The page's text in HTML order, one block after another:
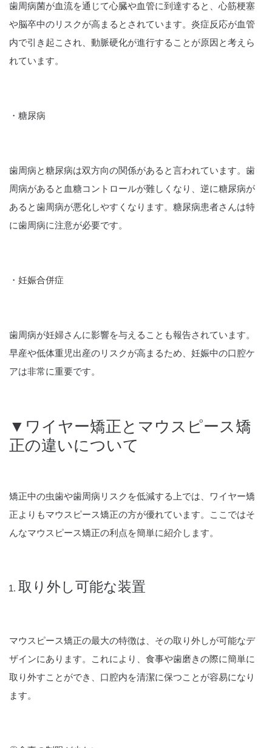
歯周病菌が血流を通じて心臓や血管に到達すると、心筋梗塞
や脳卒中のリスクが高まるとされています。炎症反応が血管
内で引き起こされ、動脈硬化が進行することが原因と考えら
れています。
・糖尿病
歯周病と糖尿病は双方向の関係があると言われています。歯
周病があると血糖コントロールが難しくなり、逆に糖尿病が
あると歯周病が悪化しやすくなります。糖尿病患者さんは特
に歯周病に注意が必要です。
・妊娠合併症
歯周病が妊婦さんに影響を与えることも報告されています。
早産や低体重児出産のリスクが高まるため、妊娠中の口腔ケ
アは非常に重要です。
▼ワイヤー矯正とマウスピース矯
正の違いについて
矯正中の虫歯や歯周病リスクを低減する上では、ワイヤー矯
正よりもマウスピース矯正の方が優れています。ここではそ
んなマウスピース矯正の利点を簡単に紹介します。
取り外し可能な装置
マウスピース矯正の最大の特徴は、その取り外しが可能なデ
ザインにあります。これにより、食事や歯磨きの際に簡単に
取り外すことができ、口腔内を清潔に保つことが容易になり
ます。